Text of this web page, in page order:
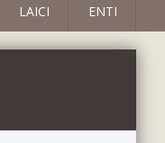
LAICI ENTI